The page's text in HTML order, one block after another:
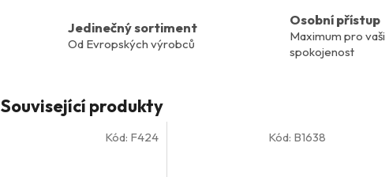
Jedinečný sortiment
Od Evropských výrobců
Osobní přístup
Maximum pro vaši
spokojenost
Související produkty
Kód: F424 Kód: B1638